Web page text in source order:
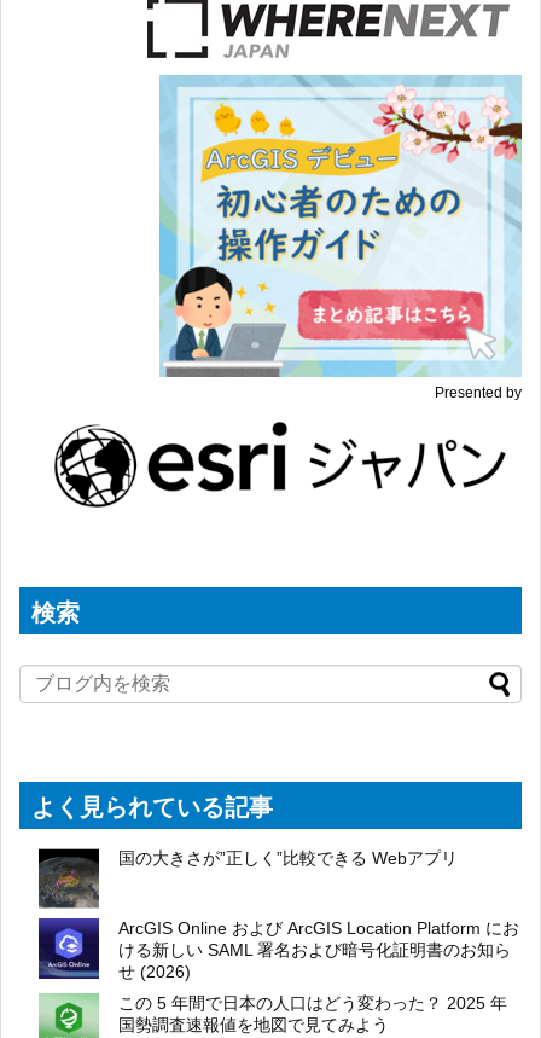
Presented by
検索
よく見られている記事
国の大きさが”正しく”比較できる Webアプリ
ArcGIS Online および ArcGIS Location Platform にお
ける新しい SAML 署名および暗号化証明書のお知ら
せ (2026)
この 5 年間で日本の人口はどう変わった？ 2025 年
国勢調査速報値を地図で見てみよう